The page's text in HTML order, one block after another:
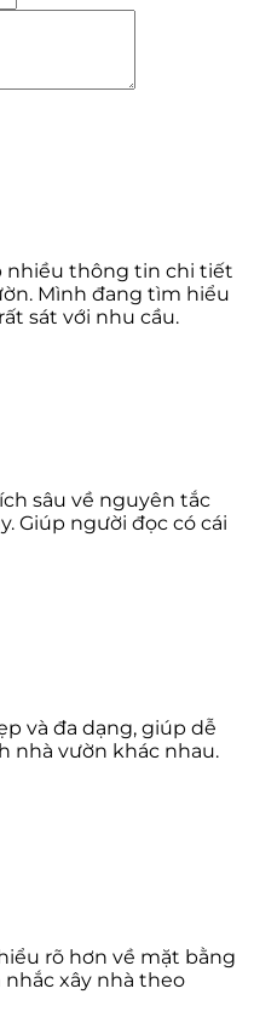
nhiều thông tin chi tiết
Mình đang tìm hiểu
sát với nhu cầu.
sâu về nguyên tắc
Giúp người đọc có cái
và đa dạng, giúp dễ
nhà vườn khác nhau.
rõ hơn về mặt bằng
xây nhà theo